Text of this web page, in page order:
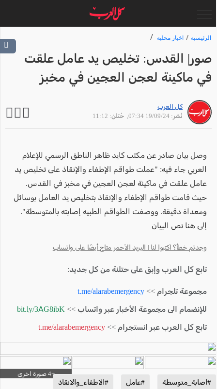
الرئيسية اخبار محلية
صور| القدس: تخليص يد عامل علقت
في ماكينة لعجن العجين في مخبز
كل العرب
نُشر: 19/09/24 07:34
, حُتلن: 11:12
وصل بيان صادر عن مكتب كايد ظاهر الناطق الرسمي للإعلام
العربي جاء فيه: "عملت طواقم الإطفاء والإنقاذ على تخليص يد
عامل علقت في ماكينة لعجن العجين في مخبز في القدس.
حيث قامت طواقم الإطفاء والإنقاذ بتخليص يد العامل بوسائل
ومعداة دقيقة. ووصفت الطواقم الطبيه إصابته بالمتوسطة".
إلى هنا نص البيان
وجدتم خطأ؟ اكتبوا لنا | البريد الأحمر متاح أيضًا على واتساب
تابع كل العرب وإبق على حتلنة من كل جديد:
مجموعة تلجرام >> t.me/alarabemergency
للإنضمام الى مجموعة الأخبار عبر واتساب >> bit.ly/3AG8ibK
تابع كل العرب عبر انستجرام >> t.me/alarabemergency
#اصابة_متوسطة #عامل #الاطفاء_والانقاذ